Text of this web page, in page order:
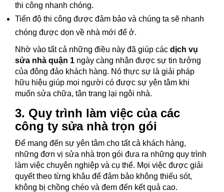
thi công nhanh chóng.
Tiến độ thi công được đảm bảo và chúng ta sẽ nhanh
chóng được dọn về nhà mới để ở.
Nhờ vào tất cả những điều này đã giúp các dịch vụ
sửa nhà quận 1 ngày càng nhận được sự tin tưởng
của đông đảo khách hàng. Nó thực sự là giải pháp
hữu hiệu giúp mọi người có được sự yên tâm khi
muốn sửa chữa, tân trang lại ngôi nhà.
3. Quy trình làm việc của các
công ty sửa nhà trọn gói
Để mang đến sự yên tâm cho tất cả khách hàng,
những đơn vị sửa nhà trọn gói đưa ra những quy trình
làm việc chuyên nghiệp và cụ thể. Mọi việc được giải
quyết theo từng khâu để đảm bảo không thiếu sót,
không bị chồng chéo và đem đến kết quả cao.